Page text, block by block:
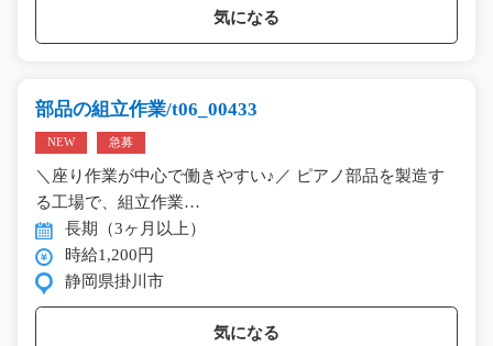
気になる
部品の組立作業/t06_00433
NEW 急募
＼座り作業が中心で働きやすい♪／ ピアノ部品を製造す
る工場で、組立作業…
長期（3ヶ月以上）
時給1,200円
静岡県掛川市
気になる